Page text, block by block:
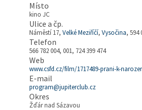
Místo
kino JC
Ulice a čp.
Náměstí 17,Velké Meziříčí,Vysočina, 594
Telefon
566 782 004, 001, 724 399 474
Web
www.csfd.cz/film/1717489-prani-k-
E-mail
program@jupiterclub.cz
Okres
Žďár nad Sázavou